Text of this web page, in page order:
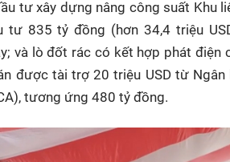
tư xây dựng nâng công suất Khu
tư 835 tỷ đồng (hơn 34,4 triệu
và lò đốt rác có kết hợp phát điện
được tài trợ 20 triệu USD từ Ngân
tương ứng 480 tỷ đồng.